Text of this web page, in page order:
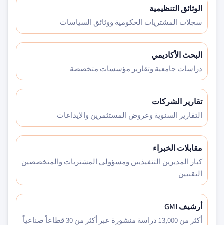
الوثائق التنظيمية
سجلات المشتريات الحكومية ووثائق السياسات
البحث الأكاديمي
دراسات جامعية وتقارير مؤسسات متخصصة
تقارير الشركات
التقارير السنوية وعروض المستثمرين والإيداعات
مقابلات الخبراء
كبار المديرين التنفيذيين ومسؤولي المشتريات والمتخصصين
التقنيين
أرشيف GMI
أكثر من 13,000 دراسة منشورة عبر أكثر من 30 قطاعاً صناعياً